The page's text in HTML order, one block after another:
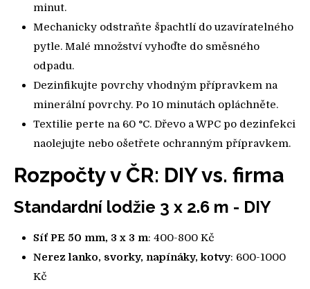
minut.
Mechanicky odstraňte špachtlí do uzavíratelného
pytle. Malé množství vyhoďte do směsného
odpadu.
Dezinfikujte povrchy vhodným přípravkem na
minerální povrchy. Po 10 minutách opláchněte.
Textilie perte na 60 °C. Dřevo a WPC po dezinfekci
naolejujte nebo ošetřete ochranným přípravkem.
Rozpočty v ČR: DIY vs. firma
Standardní lodžie 3 x 2.6 m - DIY
Síť PE 50 mm, 3 x 3 m: 400-800 Kč
Nerez lanko, svorky, napínáky, kotvy: 600-1000
Kč